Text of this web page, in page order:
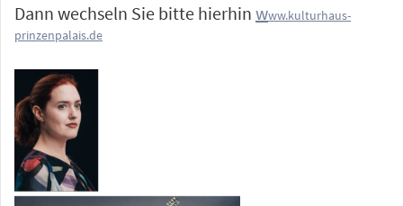
Dann wechseln Sie bitte hierhin www.kulturhaus-
prinzenpalais.de